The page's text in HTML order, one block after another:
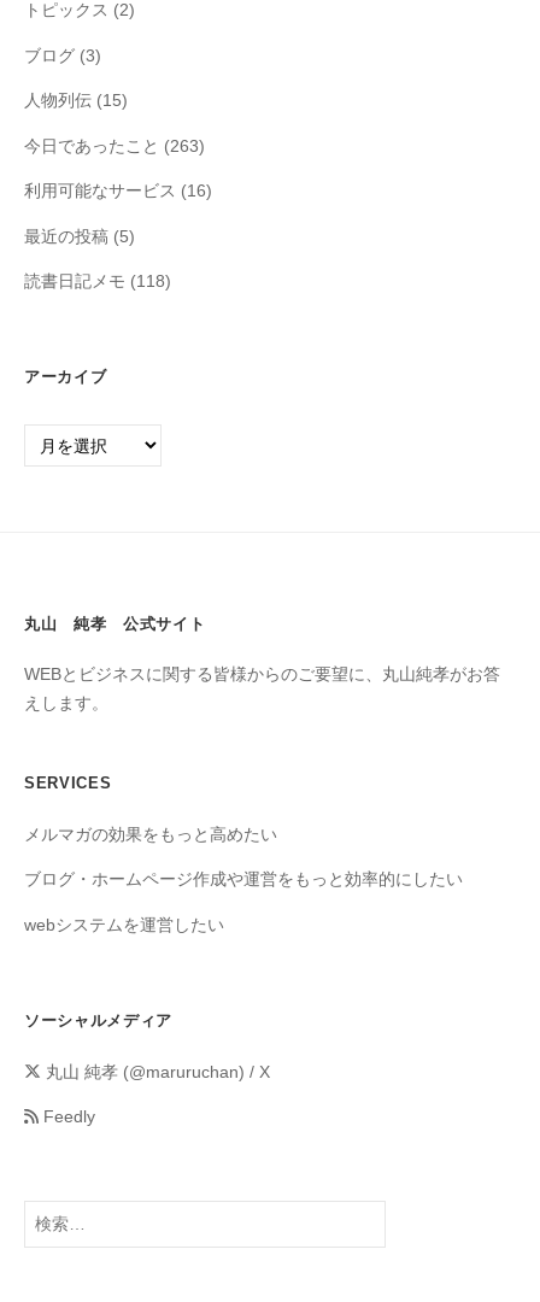
トピックス (2)
ブログ (3)
人物列伝 (15)
今日であったこと (263)
利用可能なサービス (16)
最近の投稿 (5)
読書日記メモ (118)
アーカイブ
丸山 純孝 公式サイト
WEBとビジネスに関する皆様からのご要望に、丸山純孝がお答
えします。
SERVICES
メルマガの効果をもっと高めたい
ブログ・ホームページ作成や運営をもっと効率的にしたい
webシステムを運営したい
ソーシャルメディア
丸山 純孝 (@maruruchan) / X
Feedly